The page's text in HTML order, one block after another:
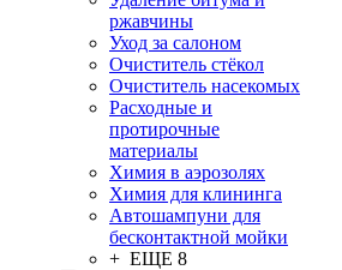
ржавчины
Уход за салоном
Очиститель стёкол
Очиститель насекомых
Расходные и
протирочные
материалы
Химия в аэрозолях
Химия для клининга
Автошампуни для
бесконтактной мойки
+ ЕЩЕ 8